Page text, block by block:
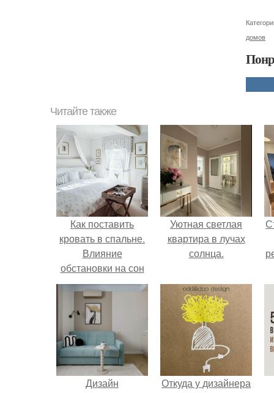
домов
Читайте также
Как поставить
кровать в спальне.
Влияние
обстановки на сон
Уютная светлая
квартира в лучах
солнца.
Дизайн
Откуда у дизайнера